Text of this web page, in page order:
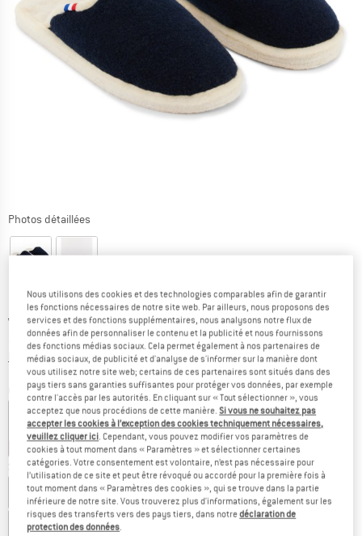
Photos détaillées
Prix initial :
49,95€
Prix:
22,48€ TVA incl.
hors Frais de livraisonInformations sur les frais de livraison. Ouvre une
Couleur:Marine / Nature
-55 % -55 % -55 %
Sélectionner taille:
EU36 EU37 EU38 EU39 EU40 EU41
EU42
Nous utilisons des cookies et des technologies comparables afin de garantir
les fonctions nécessaires de notre site web. Par ailleurs, nous proposons des
services et des fonctions supplémentaires, nous analysons notre flux de
données afin de personnaliser le contenu et la publicité et nous fournissons
des fonctions médias sociaux. Cela permet également à nos partenaires de
médias sociaux, de publicité et d'analyse de s'informer sur la manière dont
vous utilisez notre site web; certains de ces partenaires sont situés dans des
pays tiers sans garanties suffisantes pour protéger vos données, par exemple
contre l'accès par les autorités. En cliquant sur « Tout sélectionner », vous
acceptez que nous procédions de cette manière.Si vous ne souhaitez pas
accepter les cookies à l’exception des cookies techniquement nécessaires,
veuillez cliquer ici. Cependant, vous pouvez modifier vos paramètres de
cookies à tout moment dans « Paramètres » et sélectionner certaines
catégories. Votre consentement est volontaire, n’est pas nécessaire pour
l’utilisation de ce site et peut être révoqué ou accordé pour la première fois à
tout moment dans « Paramètres des cookies », qui se trouve dans la partie
inférieure de notre site. Vous trouverez plus d'informations, également sur les
risques des transferts vers des pays tiers, dans notredéclaration de
protection des données.